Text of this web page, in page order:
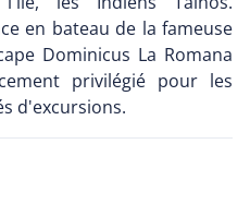
en bateau de la fameuse
Dominicus La Romana
privilégié pour les
d'excursions.